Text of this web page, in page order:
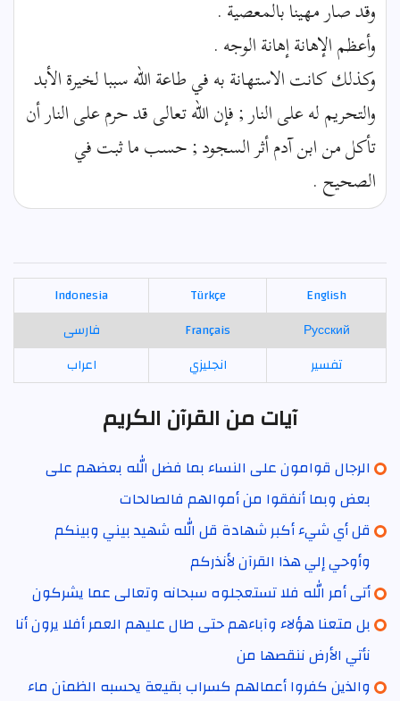
وقد صار مهينا بالمعصية .
وأعظم الإهانة إهانة الوجه .
وكذلك كانت الاستهانة به في طاعة الله سببا لخيرة الأبد
والتحريم له على النار ; فإن الله تعالى قد حرم على النار أن
تأكل من ابن آدم أثر السجود ; حسب ما ثبت في
الصحيح .
English
Türkçe
Indonesia
Русский
Français
فارسی
تفسير
انجليزي اعراب
آيات من القرآن الكريم
الرجال قوامون على النساء بما فضل الله بعضهم على
بعض وبما أنفقوا من أموالهم فالصالحات
قل أي شيء أكبر شهادة قل الله شهيد بيني وبينكم
وأوحي إلي هذا القرآن لأنذركم
أتى أمر الله فلا تستعجلوه سبحانه وتعالى عما يشركون
بل متعنا هؤلاء وآباءهم حتى طال عليهم العمر أفلا يرون أنا
نأتي الأرض ننقصها من
والذين كفروا أعمالهم كسراب بقيعة يحسبه الظمآن ماء